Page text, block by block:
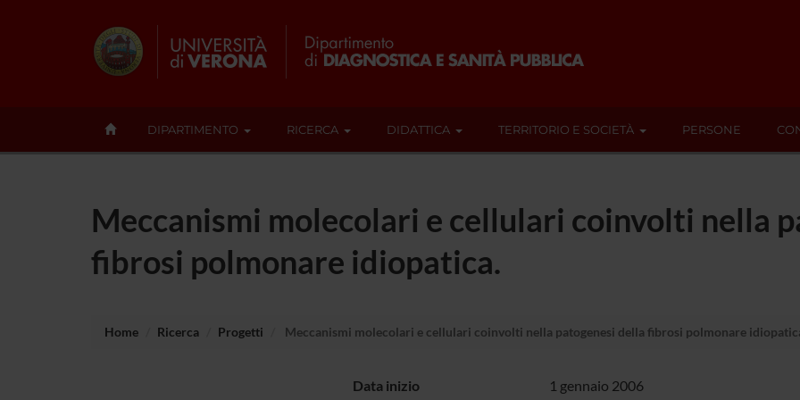
DIPARTIMENTO RICERCA DIDATTICA TERRITORIO E SOCIETÀ PERSONE
Meccanismi molecolari e cellulari coinvolti nella
fibrosi polmonare idiopatica.
Home Ricerca Progetti Meccanismi molecolari e cellulari coinvolti nella patogenesi della fibrosi polmonare
Data inizio
1 gennaio 2006